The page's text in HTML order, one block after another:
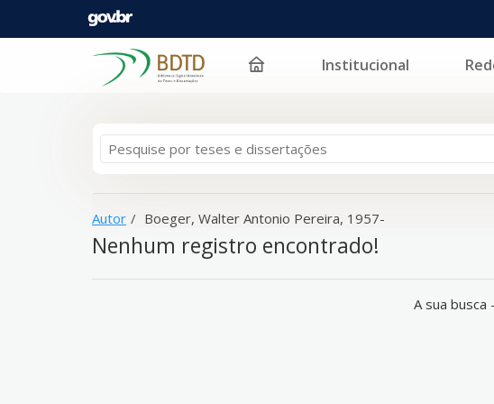
Boeger, Walter Antonio Pereira, 1957-- não corresponde a
Pular para o conteúdo Institucional
Autor Boeger, Walter Antonio Pereira, 1957-
Nenhum registro encontrado!
A sua busca -